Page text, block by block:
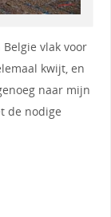
vlak voor
kwijt, en
naar mijn
de nodige